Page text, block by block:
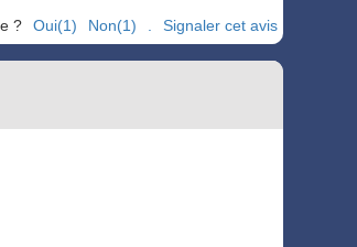
? Oui(1) Non(1) Signaler cet avis